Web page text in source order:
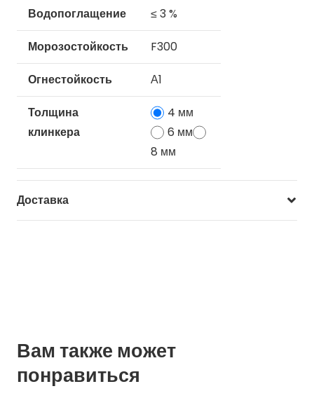
Водопоглащение ≤ 3 %
Морозостойкость F300
Огнестойкость А1
Толщина
клинкера
4 мм
6 мм
8 мм
Доставка
Вам также может
понравиться